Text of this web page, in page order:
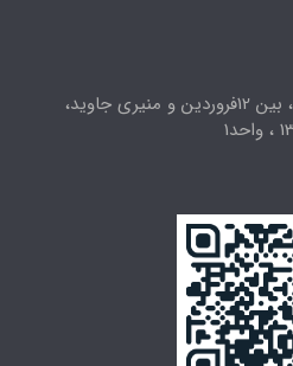
تهران، خیابان انقلاب ، بین 12فروردین و منیری جاوید،